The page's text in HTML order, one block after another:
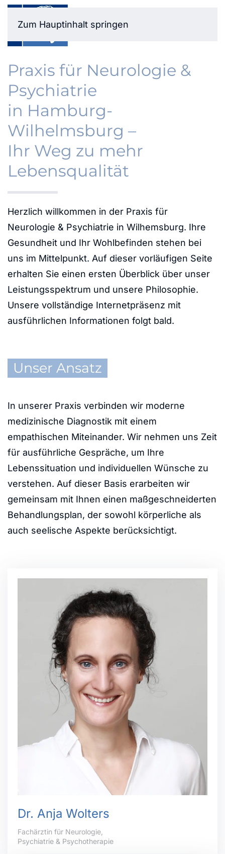
Zum Hauptinhalt springen
Praxis für Neurologie &
Psychiatrie
in Hamburg-
Wilhelmsburg –
Ihr Weg zu mehr
Lebensqualität
Herzlich willkommen in der Praxis für
Neurologie & Psychiatrie in Wilhemsburg. Ihre
Gesundheit und Ihr Wohlbefinden stehen bei
uns im Mittelpunkt. Auf dieser vorläufigen Seite
erhalten Sie einen ersten Überblick über unser
Leistungsspektrum und unsere Philosophie.
Unsere vollständige Internetpräsenz mit
ausführlichen Informationen folgt bald.
Unser Ansatz
In unserer Praxis verbinden wir moderne
medizinische Diagnostik mit einem
empathischen Miteinander. Wir nehmen uns Zeit
für ausführliche Gespräche, um Ihre
Lebenssituation und individuellen Wünsche zu
verstehen. Auf dieser Basis erarbeiten wir
gemeinsam mit Ihnen einen maßgeschneiderten
Behandlungsplan, der sowohl körperliche als
auch seelische Aspekte berücksichtigt.
Dr. Anja Wolters
Fachärztin für Neurologie,
Psychiatrie & Psychotherapie